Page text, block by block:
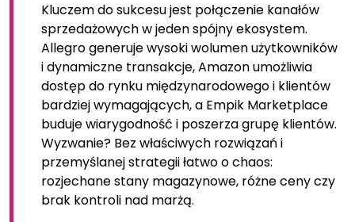
Kluczem do sukcesu jest połączenie kanałów
sprzedażowych w jeden spójny ekosystem.
Allegro generuje wysoki wolumen użytkowników
i dynamiczne transakcje, Amazon umożliwia
dostęp do rynku międzynarodowego i klientów
bardziej wymagających, a Empik Marketplace
buduje wiarygodność i poszerza grupę klientów.
Wyzwanie? Bez właściwych rozwiązań i
przemyślanej strategii łatwo o chaos:
rozjechane stany magazynowe, różne ceny czy
brak kontroli nad marżą.